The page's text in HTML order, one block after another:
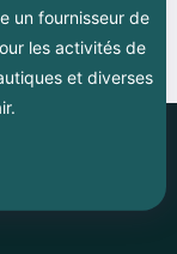
un fournisseur de
les activités de
et diverses